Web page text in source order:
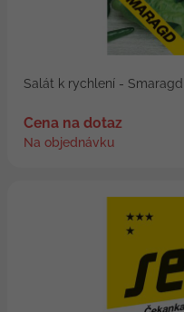
Salát k rychlení -
Cena na dotaz
Na objednávku